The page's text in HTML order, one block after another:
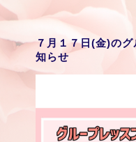
７月１７日(金)の
知らせ